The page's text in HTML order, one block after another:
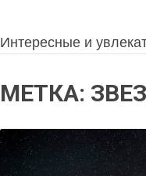
Интересные и
МЕТКА: